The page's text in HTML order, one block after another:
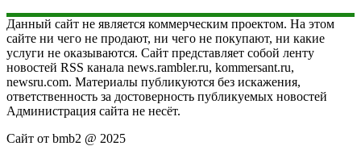
Данный сайт не является коммерческим проектом. На этом
сайте ни чего не продают, ни чего не покупают, ни какие
услуги не оказываются. Сайт представляет собой ленту
новостей RSS канала news.rambler.ru, kommersant.ru,
newsru.com. Материалы публикуются без искажения,
ответственность за достоверность публикуемых новостей
Администрация сайта не несёт.
Сайт от bmb2 @ 2025